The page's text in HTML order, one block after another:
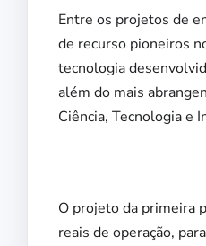
Entre os projetos de
de recurso pioneiros
tecnologia
além do mais
Ciência, Tecnologia e
O projeto da primeira
reais de operação,